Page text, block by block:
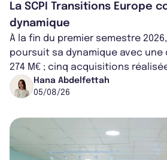
La SCPI Transitions Europe
dynamique
À la fin du premier semestre
poursuit sa dynamique avec
274 M€ ; cinq acquisitions
capitalisation portée à 1,38 Md€....
Hana Abdelfettah
05/08/26